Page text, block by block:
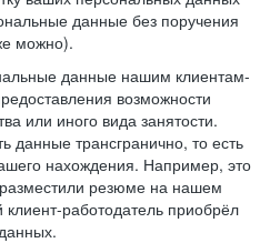
данные без поручения
можно).
данные нашим клиентам-
возможности
или иного вида занятости.
трансгранично, то есть
нахождения. Например, это
резюме на нашем
работодатель приобрёл